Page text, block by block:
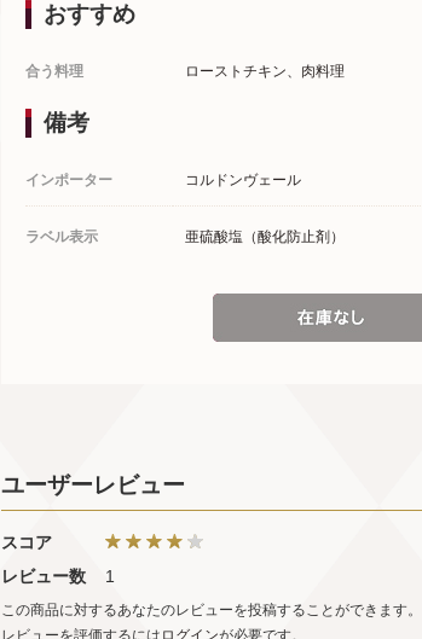
おすすめ
合う料理 ローストチキン、肉料理
備考
インポーター コルドンヴェール
ラベル表示 亜硫酸塩（酸化防止剤）
ユーザーレビュー
スコア
レビュー数
1
この商品に対するあなたのレビューを投稿することができます。
レビューを評価するには ログインが必要です。